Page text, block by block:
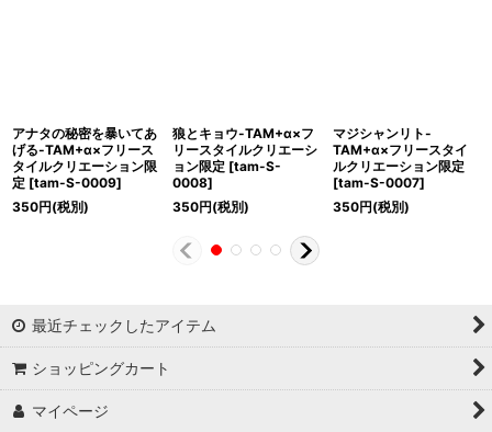
アナタの秘密を暴いてあ
げる-TAM+α×フリース
タイルクリエーション限
定 [tam-S-0009]
350円(税別)
狼とキョウ-TAM+α×フ
リースタイルクリエーシ
ョン限定 [tam-S-
0008]
350円(税別)
マジシャンリト-
TAM+α×フリースタイ
ルクリエーション限定
[tam-S-0007]
350円(税別)
最近チェックしたアイテム
ショッピングカート
マイページ